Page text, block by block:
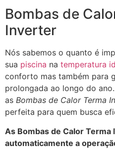
Bombas de
Inverter
Nós sabemos o quanto é
sua piscina na temperatura
conforto mas também para
prolongada ao longo do
as Bombas de Calor Terma
perfeita para quem busca
As Bombas de Calor
automaticamente a